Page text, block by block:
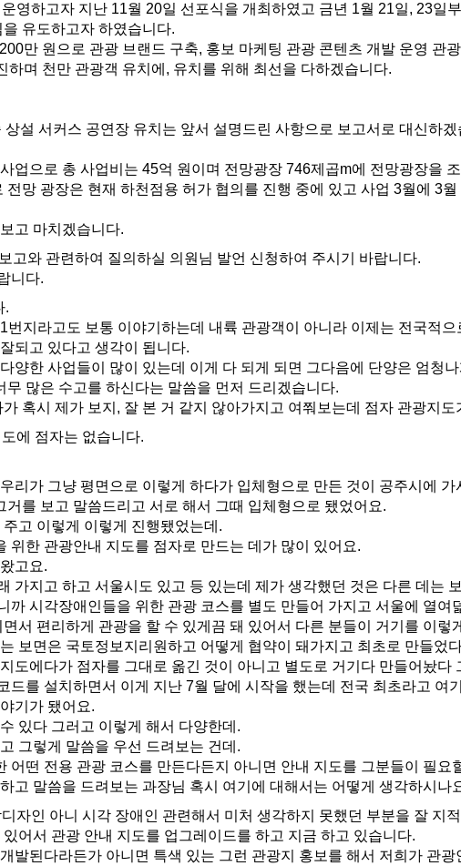
영하고자 지난 11월 20일 선포식을 개최하였고 금년 1월 21일, 23일
유도하고자 하였습니다.
만 원으로 관광 브랜드 구축, 홍보 마케팅 관광 콘텐츠 개발 운영 관
하며 천만 관광객 유치에, 유치를 위해 최선을 다하겠습니다.
설 서커스 공연장 유치는 앞서 설명드린 사항으로 보고서로 대신하겠
업으로 총 사업비는 45억 원이며 전망광장 746제곱m에 전망광장을
망 광장은 현재 하천점용 허가 협의를 진행 중에 있고 사업 3월에 3
고 마치겠습니다.
고와 관련하여 질의하실 의원님 발언 신청하여 주시기 바랍니다.
니다.
.
지라고도 보통 이야기하는데 내륙 관광객이 아니라 이제는 전국적으
되고 있다고 생각이 됩니다.
양한 사업들이 많이 있는데 이게 다 되게 되면 그다음에 단양은 엄청
많은 수고를 하신다는 말씀을 먼저 드리겠습니다.
혹시 제가 보지, 잘 본 거 같지 않아가지고 여쭤보는데 점자 관광지도
에 점자는 없습니다.
리가 그냥 평면으로 이렇게 하다가 입체형으로 만든 것이 공주시에
를 보고 말씀드리고 서로 해서 그때 입체형으로 됐었어요.
고 이렇게 이렇게 진행됐었는데.
위한 관광안내 지도를 점자로 만드는 데가 많이 있어요.
고요.
가지고 하고 서울시도 있고 등 있는데 제가 생각했던 것은 다른 데는
까 시각장애인들을 위한 관광 코스를 별도 만들어 가지고 서울에 열여
서 편리하게 관광을 할 수 있게끔 돼 있어서 다른 분들이 거기를 이렇
보면은 국토정보지리원하고 어떻게 협약이 돼가지고 최초로 만들었
도에다가 점자를 그대로 옮긴 것이 아니고 별도로 거기다 만들어놨다
드를 설치하면서 이게 지난 7월 달에 시작을 했는데 전국 최초라고 여
기가 됐어요.
있다 그러고 이렇게 해서 다양한데.
그렇게 말씀을 우선 드려보는 건데.
어떤 전용 관광 코스를 만든다든지 아니면 안내 지도를 그분들이 필요
고 말씀을 드려보는 과장님 혹시 여기에 대해서는 어떻게 생각하시나
자인 아니 시각 장애인 관련해서 미처 생각하지 못했던 부분을 잘 지
어서 관광 안내 지도를 업그레이드를 하고 지금 하고 있습니다.
발된다라든가 아니면 특색 있는 그런 관광지 홍보를 해서 저희가 관